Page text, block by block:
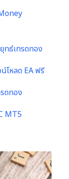
ทธ์เทรดทอง
น์โหลด EA ฟรี
ดทอง
MT5